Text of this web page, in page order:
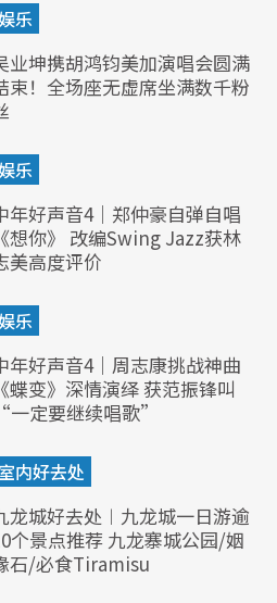
乐
业坤携胡鸿钧美加演唱会圆满
束！全场座无虚席坐满数千粉
乐
年好声音4｜郑仲豪自弹自唱
《想你》 改编Swing Jazz获林
美高度评价
乐
年好声音4｜周志康挑战神曲
《蝶变》深情演绎 获范振锋叫
“一定要继续唱歌”
内好去处
龙城好去处︱九龙城一日游逾
个景点推荐 九龙寨城公园/姻
石/必食Tiramisu